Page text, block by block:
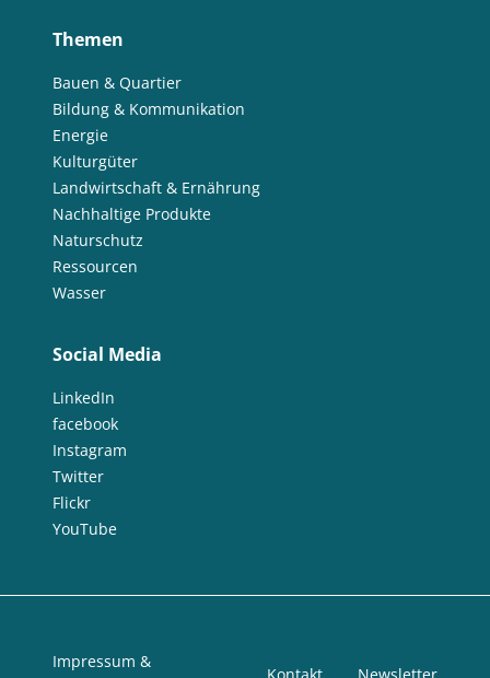
Themen
Bauen & Quartier
Bildung & Kommunikation
Energie
Kulturgüter
Landwirtschaft & Ernährung
Nachhaltige Produkte
Naturschutz
Ressourcen
Wasser
Social Media
LinkedIn
facebook
Instagram
Twitter
Flickr
YouTube
Impressum &
Kontakt Newsletter